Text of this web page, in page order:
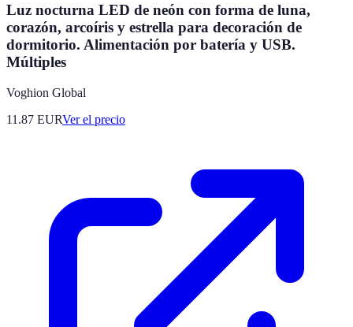
Luz nocturna LED de neón con forma de luna,
corazón, arcoíris y estrella para decoración de
dormitorio. Alimentación por batería y USB.
Múltiples
Voghion Global
11.87 EURVer el precio